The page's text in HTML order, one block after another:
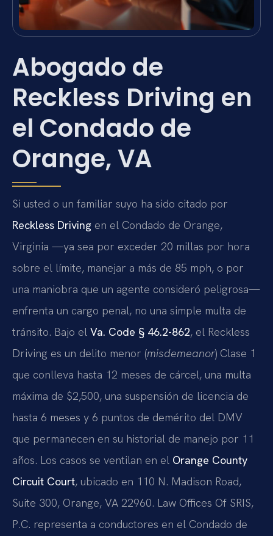
Abogado de
Reckless Driving en
el Condado de
Orange, VA
Si usted o un familiar suyo ha sido citado por
Reckless Driving en el Condado de Orange,
Virginia —ya sea por exceder 20 millas por hora
sobre el límite, manejar a más de 85 mph, o por
una maniobra que un agente consideró peligrosa—
enfrenta un cargo penal, no una simple multa de
tránsito. Bajo el Va. Code § 46.2-862, el Reckless
Driving es un delito menor (misdemeanor) Clase 1
que conlleva hasta 12 meses de cárcel, una multa
máxima de $2,500, una suspensión de licencia de
hasta 6 meses y 6 puntos de demérito del DMV
que permanecen en su historial de manejo por 11
años. Los casos se ventilan en el Orange County
Circuit Court, ubicado en 110 N. Madison Road,
Suite 300, Orange, VA 22960. Law Offices Of SRIS,
P.C. representa a conductores en el Condado de